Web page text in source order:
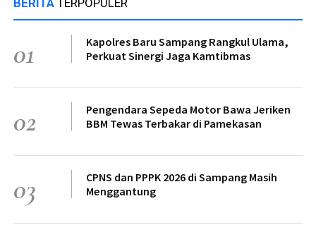
BERITA TERPOPULER
01
Kapolres Baru Sampang Rangkul Ulama,
Perkuat Sinergi Jaga Kamtibmas
02
Pengendara Sepeda Motor Bawa Jeriken
BBM Tewas Terbakar di Pamekasan
03
CPNS dan PPPK 2026 di Sampang Masih
Menggantung